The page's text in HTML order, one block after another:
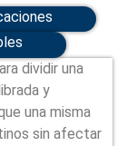
dividir una
y
una misma
sin afectar